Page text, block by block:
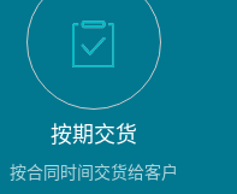
按期交货
按合同时间交货给客户